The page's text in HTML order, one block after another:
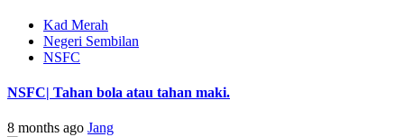
Kad Merah
Negeri Sembilan
NSFC
NSFC| Tahan bola atau tahan maki.
8 months ago Jang